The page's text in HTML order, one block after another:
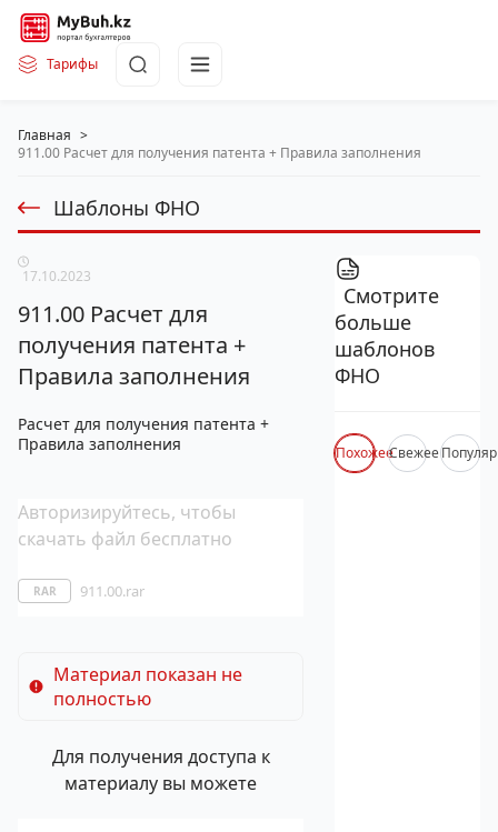
Тарифы
Главная >
911.00 Расчет для получения патента + Правила заполнения
Шаблоны ФНО
17.10.2023
911.00 Расчет для
получения патента +
Правила заполнения
Расчет для получения патента +
Правила заполнения
Авторизируйтесь, чтобы
скачать файл бесплатно
RAR 911.00.rar
Материал показан не
полностью
Для получения доступа к
материалу вы можете
Смотрите
больше
шаблонов
ФНО
ПохожееСвежее